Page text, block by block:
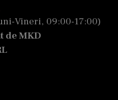
Vineri, 09:00-17:00)
de MKD